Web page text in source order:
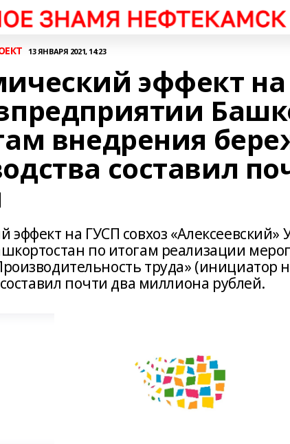
13 ЯНВАРЯ 2021, 14:23
эффект на
внедрения
составил
эффект на ГУСП совхоз «Алексеевский»
по итогам реализации
труда» (инициатор
почти два миллиона рублей.